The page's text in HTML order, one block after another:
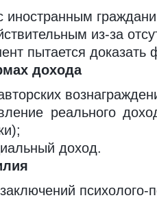
иностранным
из-за
пытается доказать
дохода
реального
доход.
психолого-